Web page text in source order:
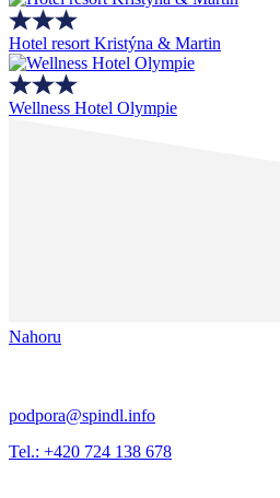
Hotel resort Kristýna & Martin
Wellness Hotel Olympie
Nahoru
podpora@spindl.info
Tel.: +420 724 138 678